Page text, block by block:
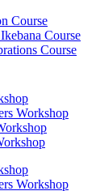
Course
Course
Course
Workshop
Workshop